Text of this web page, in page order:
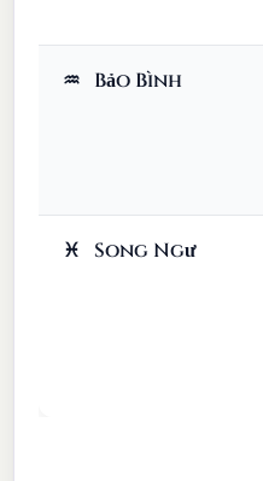
♒ Bảo Bình
♓ Song Ngư